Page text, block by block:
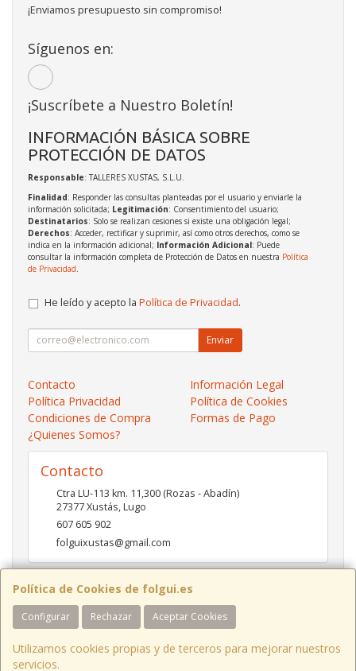
Política de Cookies de folgui.es
Configurar Rechazar Aceptar Cookies
Utilizamos cookies propias y de terceros para mejorar nuestros
servicios.
¡Enviamos presupuesto sin compromiso!
Síguenos en:
¡Suscríbete a Nuestro Boletín!
INFORMACIÓN BÁSICA SOBRE
PROTECCIÓN DE DATOS
Responsable: TALLERES XUSTAS, S.L.U.
Finalidad: Responder las consultas planteadas por el usuario y enviarle la
información solicitada; Legitimación: Consentimiento del usuario;
Destinatarios: Solo se realizan cesiones si existe una obligación legal;
Derechos: Acceder, rectificar y suprimir, así como otros derechos, como se
indica en la información adicional; Información Adicional: Puede
consultar la información completa de Protección de Datos en nuestra Política
de Privacidad.
He leído y acepto la Política de Privacidad.
Enviar
Contacto
Información Legal
Política Privacidad
Política de Cookies
Condiciones de Compra
Formas de Pago
¿Quienes Somos?
Contacto
Ctra LU-113 km. 11,300 (Rozas - Abadín)
27377Xustás,Lugo
607 605 902
folguixustas@gmail.com
Horario
Lunes a viernes de 10:00 a 14:00 y de 16:00 a 20:00.
Sábados de 10:00 a 14:00 y de 16:00 a 19:00